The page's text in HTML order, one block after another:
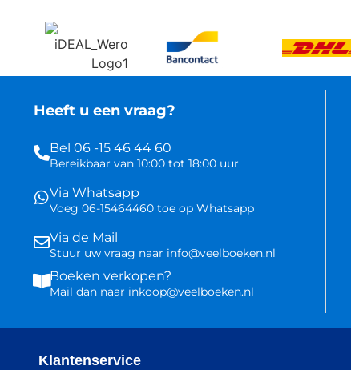
Heeft u een vraag?
Bel 06 -15 46 44 60
Bereikbaar van 10:00 tot 18:00 uur
Via Whatsapp
Voeg 06-15464460 toe op Whatsapp
Via de Mail
Stuur uw vraag naar info@veelboeken.nl
Boeken verkopen?
Mail dan naar inkoop@veelboeken.nl
Klantenservice